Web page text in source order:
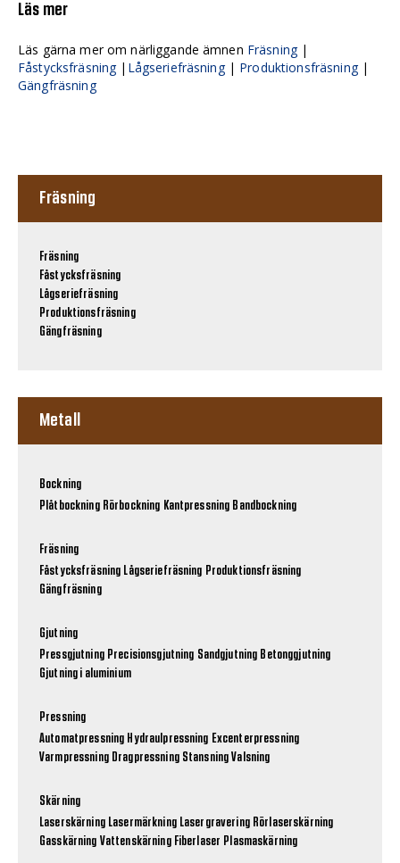
Läs mer
Läs gärna mer om närliggande ämnen Fräsning|
Fåstycksfräsning| Lågseriefräsning| Produktionsfräsning|
Gängfräsning
Fräsning
Fräsning
Fåstycksfräsning
Lågseriefräsning
Produktionsfräsning
Gängfräsning
Metall
Bockning
Plåtbockning Rörbockning Kantpressning Bandbockning
Fräsning
Fåstycksfräsning Lågseriefräsning Produktionsfräsning
Gängfräsning
Gjutning
Pressgjutning Precisionsgjutning Sandgjutning Betonggjutning
Gjutning i aluminium
Pressning
Automatpressning Hydraulpressning Excenterpressning
Varmpressning Dragpressning Stansning Valsning
Skärning
Laserskärning Lasermärkning Lasergravering Rörlaserskärning
Gasskärning Vattenskärning Fiberlaser Plasmaskärning